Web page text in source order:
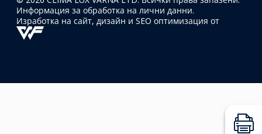
Информация за обработка на лични данни.
Изработка на сайт, дизайн и SEO оптимизация от